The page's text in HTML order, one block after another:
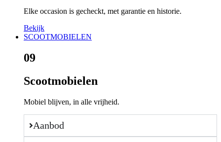
Elke occasion is gecheckt, met garantie en historie.
Bekijk
SCOOTMOBIELEN
09
Scootmobielen
Mobiel blijven, in alle vrijheid.
Aanbod